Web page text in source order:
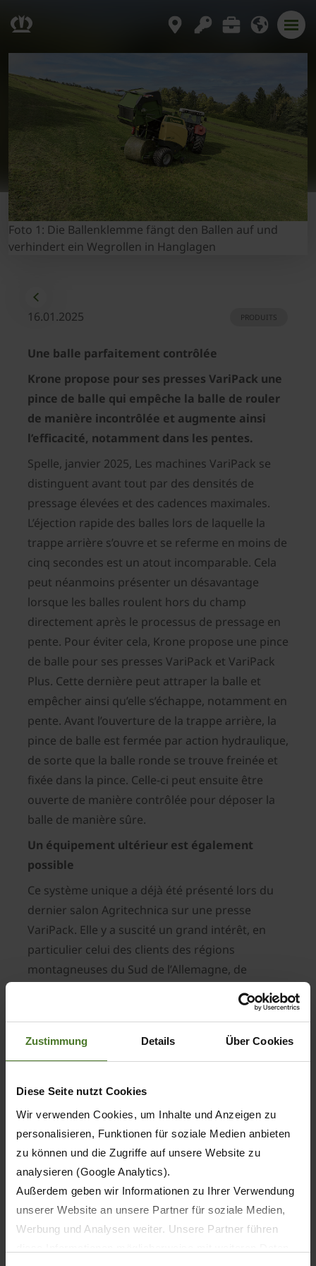
Zustimmung Details Über Cookies
Diese Seite nutzt Cookies
Wir verwenden Cookies, um Inhalte und Anzeigen zu
personalisieren, Funktionen für soziale Medien anbieten
zu können und die Zugriffe auf unsere Website zu
analysieren (Google Analytics).
Außerdem geben wir Informationen zu Ihrer Verwendung
unserer Website an unsere Partner für soziale Medien,
Werbung und Analysen weiter. Unsere Partner führen
Foto 1: Die Ballenklemme fängt den Ballen auf und
verhindert ein Wegrollen in Hanglagen
16.01.2025 PRODUITS
Une balle parfaitement contrôlée
Krone propose pour ses presses VariPack une
pince de balle qui empêche la balle de rouler
de manière incontrôlée et augmente ainsi
l’efficacité, notamment dans les pentes.
Spelle, janvier 2025, Les machines VariPack se
distinguent avant tout par des densités de
pressage élevées et des cadences maximales.
L’éjection rapide des balles lors de laquelle la
trappe arrière s’ouvre et se referme en moins de
cinq secondes est un atout incomparable. Cela
peut néanmoins présenter un désavantage
lorsque les balles roulent hors du champ
directement après le processus de pressage en
pente. Pour éviter cela, Krone propose une pince
de balle pour ses presses VariPack et VariPack
Plus. Cette dernière peut attraper la balle et
empêcher ainsi qu’elle s’échappe, notamment en
pente. Avant l’ouverture de la trappe arrière, la
pince de balle est fermée par action hydraulique,
de sorte que la balle ronde se trouve freinée et
fixée dans la pince. Celle-ci peut ensuite être
ouverte de manière contrôlée pour déposer la
balle de manière sûre.
Un équipement ultérieur est également
possible
Ce système unique a déjà été présenté lors du
dernier salon Agritechnica sur une presse
VariPack. Elle y a suscité un grand intérêt, en
particulier celui des clients des régions
montagneuses du Sud de l’Allemagne, de
l’Autriche, de la Suisse et de France. C’est
pourquoi Krone propose dorénavant la pince de
et VariPack Plus. Les machines existantes
sur demande.
VIDEO
Contact presse :
Rémi CHENEVIERE
Responsable Marketing et Promotion des ventes
KRONE France
06 43 74 45 28